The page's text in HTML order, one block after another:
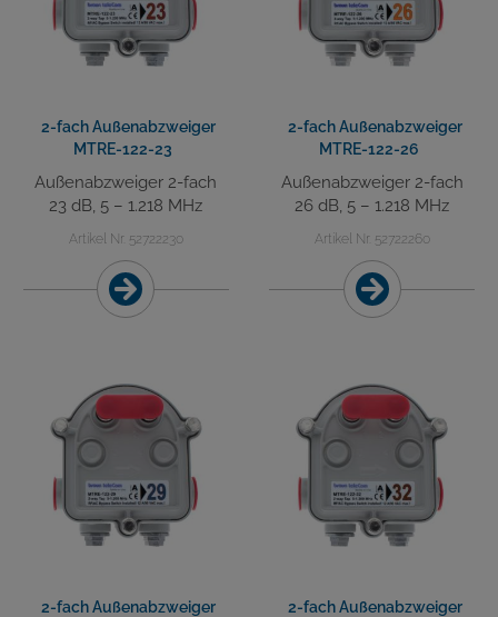
2-fach Außenabzweiger
MTRE-122-23
Außenabzweiger 2-fach
23 dB, 5 – 1.218 MHz
Artikel Nr. 52722230
2-fach Außenabzweiger
MTRE-122-26
Außenabzweiger 2-fach
26 dB, 5 – 1.218 MHz
Artikel Nr. 52722260
2-fach Außenabzweiger
2-fach Außenabzweiger